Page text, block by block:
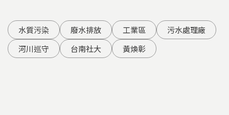
水質污染 廢水排放 工業區
污水處理廠
河川巡守
台南社大 黃煥彰